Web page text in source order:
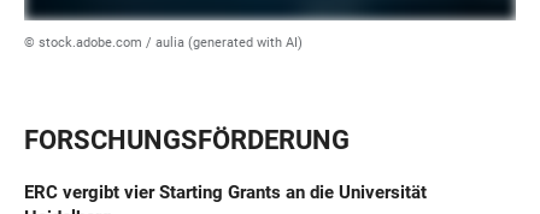
© stock.adobe.com / aulia (generated with AI)
FORSCHUNGSFÖRDERUNG
ERC vergibt vier Starting Grants an die Universität